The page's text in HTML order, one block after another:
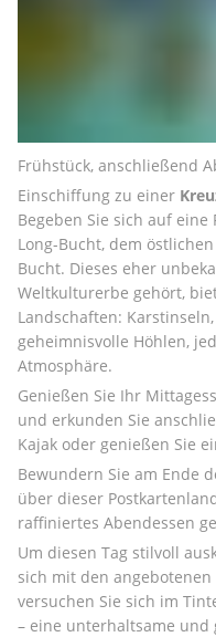
Frühstück, anschließend
Einschiffung zu einer
Begeben Sie sich auf
Long-Bucht, dem
Bucht. Dieses eher
Weltkulturerbe gehört,
Landschaften:
geheimnisvolle Höhlen,
Atmosphäre.
Genießen Sie Ihr
und erkunden Sie
Kajak oder genießen Sie
Bewundern Sie am Ende
über dieser
raffiniertes Abendessen
Um diesen Tag stilvoll
sich mit den
versuchen Sie sich im
– eine unterhaltsame und